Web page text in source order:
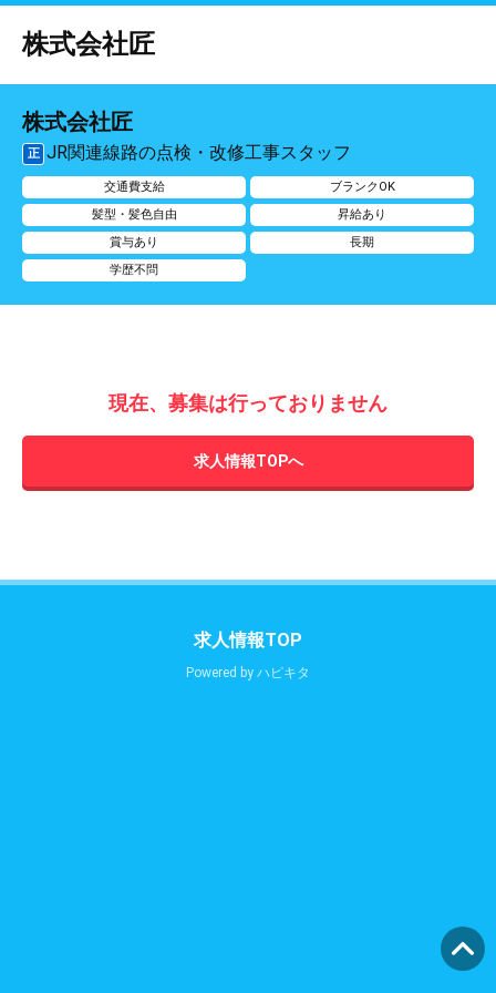
株式会社匠
株式会社匠
正 JR関連線路の点検・改修工事スタッフ
交通費支給
ブランクOK
髪型・髪色自由
昇給あり
賞与あり
長期
学歴不問
現在、募集は行っておりません
求人情報TOPへ
求人情報TOP
Powered by ハピキタ